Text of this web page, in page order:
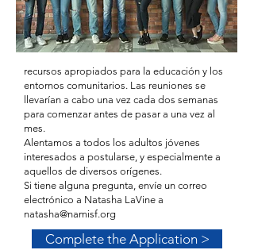
recursos apropiados para la educación y los
entornos comunitarios. Las reuniones se
llevarían a cabo una vez cada dos semanas
para comenzar antes de pasar a una vez al
mes.
Alentamos a todos los adultos jóvenes
interesados a postularse, y especialmente a
aquellos de diversos orígenes.
Si tiene alguna pregunta, envíe un correo
electrónico a Natasha LaVine a
natasha@namisf.org
Complete the Application >